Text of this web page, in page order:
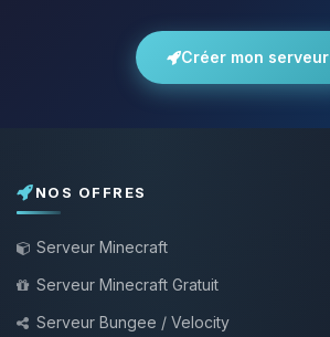
Créer mon serveur
NOS OFFRES
Serveur Minecraft
Serveur Minecraft Gratuit
Serveur Bungee / Velocity